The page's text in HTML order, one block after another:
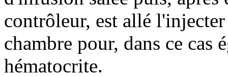
contrôleur, est allé
chambre pour, dans ce cas
hématocrite.